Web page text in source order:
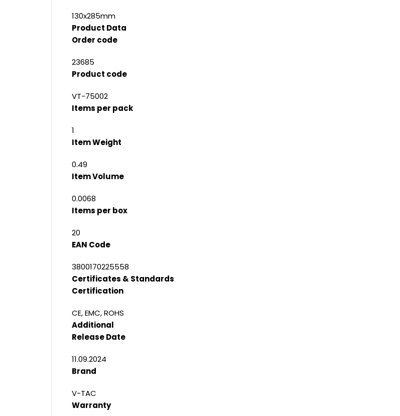
130x285mm
Product Data
Order code
23685
Product code
VT-75002
Items per pack
1
Item Weight
0.49
Item Volume
0.0068
Items per box
20
EAN Code
3800170225558
Certificates & Standards
Certification
CE, EMC, ROHS
Additional
Release Date
11.09.2024
Brand
V-TAC
Warranty